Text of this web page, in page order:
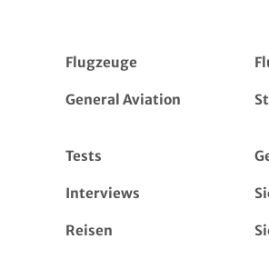
Flugzeuge
General Aviation
Tests
Interviews
Reisen